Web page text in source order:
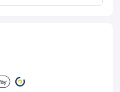
гибкостью,